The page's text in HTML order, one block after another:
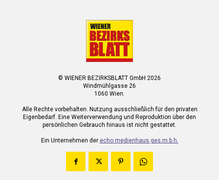
© WIENER BEZIRKSBLATT GmbH 2026
Windmühlgasse 26
1060 Wien.
Alle Rechte vorbehalten. Nutzung ausschließlich für den privaten
Eigenbedarf. Eine Weiterverwendung und Reproduktion über den
persönlichen Gebrauch hinaus ist nicht gestattet.
Ein Unternehmen der echo medienhaus ges.m.b.h.